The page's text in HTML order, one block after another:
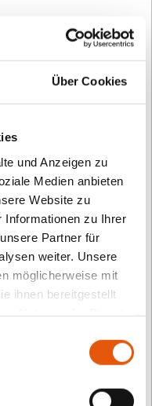
Über Cookies
und Anzeigen zu
Medien anbieten
Website zu
Informationen zu Ihrer
Partner für
weiter. Unsere
möglicherweise mit
ihnen bereitgestellt
Escape- dem
TOMMI den 2.
wir einen
aus einem
wir die Eltern,
stoppen. Dabei
Cyber-
gelernt. Es hat
persönlichen Daten
zu sein.
Spiel des
und Forschung
Cybersicherheit. Es